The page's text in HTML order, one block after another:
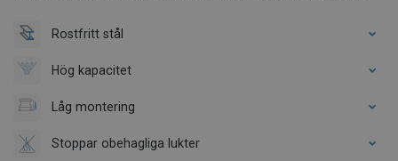
Rostfritt stål
Hög kapacitet
Låg montering
Stoppar obehagliga lukter